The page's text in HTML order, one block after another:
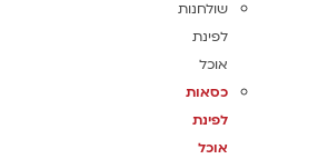
שולחנות
לפינת
אוכל
כסאות
לפינת
אוכל